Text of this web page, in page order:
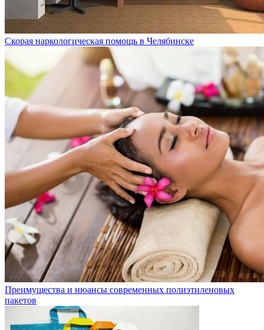
Скорая наркологическая помощь в Челябинске
Преимущества и нюансы современных полиэтиленовых
пакетов